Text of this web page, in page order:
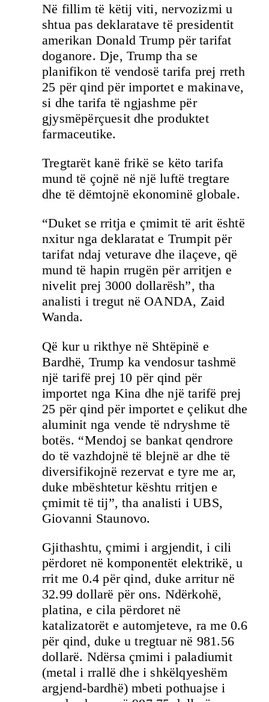
Në fillim të këtij viti, nervozizmi u
shtua pas deklaratave të presidentit
amerikan Donald Trump për tarifat
doganore. Dje, Trump tha se
planifikon të vendosë tarifa prej rreth
25 për qind për importet e makinave,
si dhe tarifa të ngjashme për
gjysmëpërçuesit dhe produktet
farmaceutike.
Tregtarët kanë frikë se këto tarifa
mund të çojnë në një luftë tregtare
dhe të dëmtojnë ekonominë globale.
“Duket se rritja e çmimit të arit është
nxitur nga deklaratat e Trumpit për
tarifat ndaj veturave dhe ilaçeve, që
mund të hapin rrugën për arritjen e
nivelit prej 3000 dollarësh”, tha
analisti i tregut në OANDA, Zaid
Wanda.
Që kur u rikthye në Shtëpinë e
Bardhë, Trump ka vendosur tashmë
një tarifë prej 10 për qind për
importet nga Kina dhe një tarifë prej
25 për qind për importet e çelikut dhe
aluminit nga vende të ndryshme të
botës. “Mendoj se bankat qendrore
do të vazhdojnë të blejnë ar dhe të
diversifikojnë rezervat e tyre me ar,
duke mbështetur kështu rritjen e
çmimit të tij”, tha analisti i UBS,
Giovanni Staunovo.
Gjithashtu, çmimi i argjendit, i cili
përdoret në komponentët elektrikë, u
rrit me 0.4 për qind, duke arritur në
32.99 dollarë për ons. Ndërkohë,
platina, e cila përdoret në
katalizatorët e automjeteve, ra me 0.6
për qind, duke u tregtuar në 981.56
dollarë. Ndërsa çmimi i paladiumit
(metal i rrallë dhe i shkëlqyeshëm
argjend-bardhë) mbeti pothuajse i